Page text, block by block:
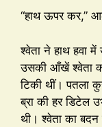
“हाथ ऊपर कर,”
श्वेता ने हाथ हवा
उसकी आँखें श्वेता
टिकी थीं। पतला
ब्रा की हर डिटेल
थी। श्वेता का